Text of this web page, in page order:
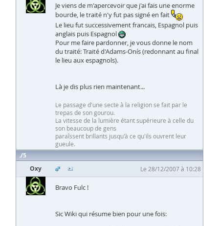
Je viens de m'apercevoir que j'ai fais une enorme
bourde, le traité n'y fut pas signé en fait
Le lieu fut successivement francais, Espagnol puis
anglais puis Espagnol
Pour me faire pardonner, je vous donne le nom
du traité: Traité d'Adams-Onís (redonnant au final
le lieu aux espagnols).
Là je dis plus rien maintenant...
Le passage d'une secte à la religion se fait par le
trepas de son gourou.
La vitesse de la lumière étant supérieure à celle du
son beaucoup de gens
paraîssent brillants jusqu'à ce qu'ils ouvrent leur
gueule.
5
Oxy
Le 28/12/2007 à 10:28
Bravo Fulc !
Sic Wiki qui résume bien pour une fois: